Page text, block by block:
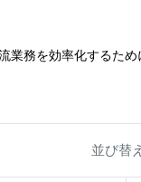
務を効率化するた
並び替